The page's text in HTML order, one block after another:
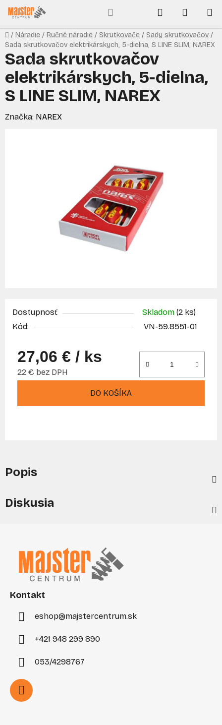
Prejsť
na
obsah
Hľadať
KOŠÍK
Domov
/ Náradie / Ručné náradie / Skrutkovače / Sady skrutkovačov /
Sada skrutkovačov elektrikárskych, 5-dielna, S LINE SLIM, NAREX
Dostupnosť Skladom (2 ks)
Kód:
VN-59.8551-01
27,06 € / ks
22 € bez DPH
DO KOŠÍKA
Sada skrutkovačov
elektrikárskych, 5-dielna,
S LINE SLIM, NAREX
Značka: NAREX
Popis
Diskusia
Kontakt
eshop@majstercentrum.sk
+421 948 299 890
053/4298767